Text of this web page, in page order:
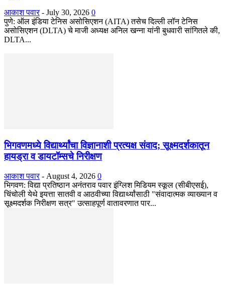
आकाश पवार - July 30, 2026 0
पुणे: ऑल इंडिया टेनिस असोसिएशन (AITA) तसेच दिल्ली लॉन टेनिस
असोसिएशन (DLTA) चे माजी अध्यक्ष अनिल खन्ना यांनी बुधवारी सांगितले की,
DLTA...
भिगवणमध्ये विद्यार्थ्यांचा विज्ञानाशी प्रत्यक्ष संवाद; सूक्ष्मदर्शकातून
हायड्रा व डायटॉम्सचे निरीक्षण
आकाश पवार - August 4, 2026 0
भिगवण: विद्या प्रतिष्ठान अनंतराव पवार इंग्लिश मिडियम स्कूल (सीबीएसई),
चिंचोली येथे इयत्ता सातवी व आठवीच्या विद्यार्थ्यांसाठी "संवादात्मक व्याख्यान व
सूक्ष्मदर्शक निरीक्षण सत्र" उत्साहपूर्ण वातावरणात पार...